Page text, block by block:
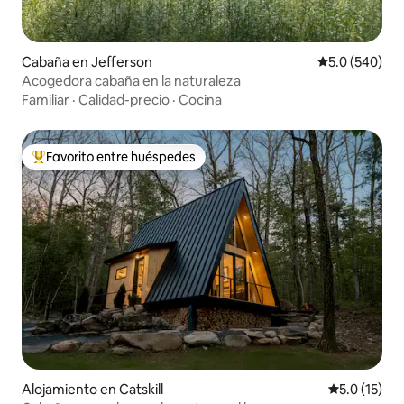
Cabaña en Jefferson Calificación
5.0 (540)
Acogedora cabaña en la naturaleza
Familiar · Calidad-precio · Cocina
Favorito entre huéspedes preferido
Favorito entre huéspedes
Alojamiento en Catskill Calificación
5.0 (15)